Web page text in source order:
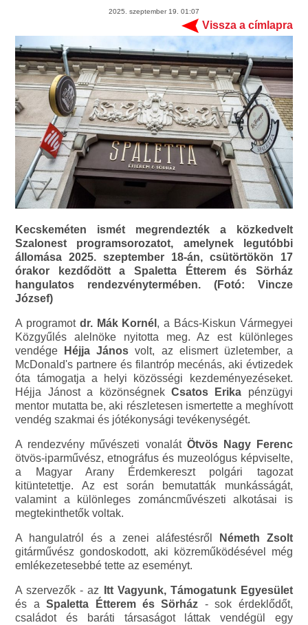
2025. szeptember 19. 01:07
Vissza a címlapra
Kecskeméten ismét megrendezték a közkedvelt
Szalonest programsorozatot, amelynek legutóbbi
állomása 2025. szeptember 18-án, csütörtökön 17
órakor kezdődött a Spaletta Étterem és Sörház
hangulatos rendezvénytermében. (Fotó: Vincze
József)
A programot dr. Mák Kornél , a Bács-Kiskun Vármegyei
Közgyűlés alelnöke nyitotta meg. Az est különleges
vendége
Héjja János volt, az elismert üzletember, a
McDonald's partnere és filantróp mecénás, aki évtizedek
óta támogatja a helyi közösségi kezdeményezéseket.
Héjja Jánost a közönségnek Csatos Erika pénzügyi
mentor mutatta be, aki részletesen ismertette a meghívott
vendég szakmai és jótékonysági tevékenységét.
A rendezvény művészeti vonalát Ötvös Nagy Ferenc
ötvös-iparművész, etnográfus és muzeológus képviselte,
a Magyar Arany Érdemkereszt polgári tagozat
kitüntetettje. Az est során bemutatták munkásságát,
valamint a különleges zománcművészeti alkotásai is
megtekinthetők voltak.
A hangulatról és a zenei aláfestésről
Németh Zsolt
gitárművész gondoskodott, aki közreműködésével még
emlékezetesebbé tette az eseményt.
A szervezők - az
Itt Vagyunk, Támogatunk Egyesület
és aSpaletta Étterem és Sörház - sok érdeklődőt,
családot és baráti társaságot láttak vendégül egy